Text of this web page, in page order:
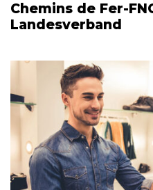
Chemins de Fer-
Landesverband